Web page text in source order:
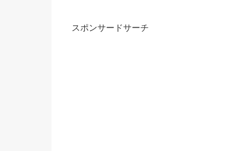
スポンサードサーチ